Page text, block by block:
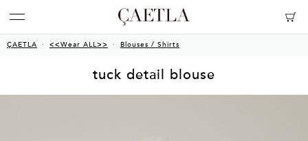
ÇAETLA <<Wear ALL>> Blouses / Shirts
tuck detail blouse